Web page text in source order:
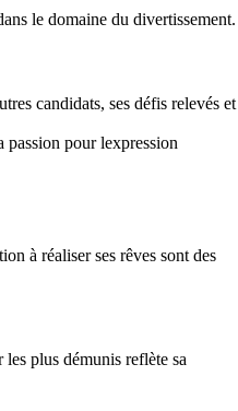
le domaine du divertissement.
candidats, ses défis relevés et
passion pour lexpression
à réaliser ses rêves sont des
plus démunis reflète sa